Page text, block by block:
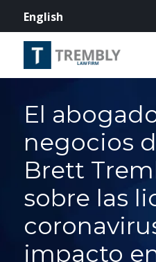
English
El
negocios
Brett
sobre las
impacto